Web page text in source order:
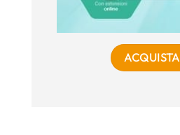
ACQUISTA